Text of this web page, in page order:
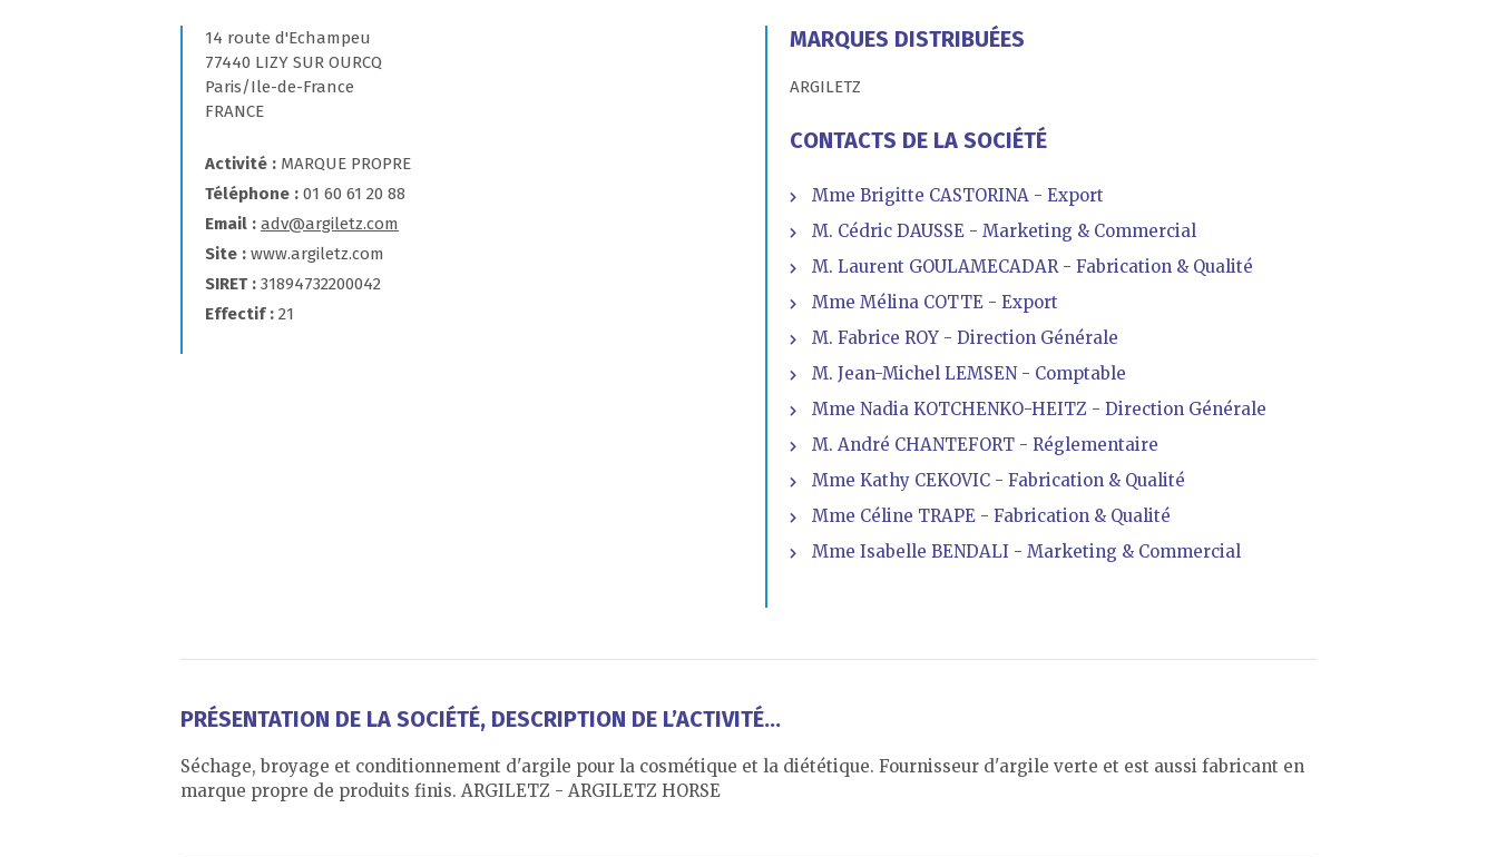
14 route d'Echampeu
77440 LIZY SUR OURCQ
Paris/Ile-de-France
FRANCE
Activité
MARQUE PROPRE
Téléphone
01 60 61 20 88
Email
adv@argiletz.com
Site
www.argiletz.com
SIRET
31894732200042
Effectif
21
MARQUES DISTRIBUÉES
ARGILETZ
CONTACTS DE LA SOCIÉTÉ
Mme Brigitte CASTORINA - Export
M. Cédric DAUSSE - Marketing & Commercial
M. Laurent GOULAMECADAR - Fabrication & Qualité
Mme Mélina COTTE - Export
M. Fabrice ROY - Direction Générale
M. Jean-Michel LEMSEN - Comptable
Mme Nadia KOTCHENKO-HEITZ - Direction Générale
M. André CHANTEFORT - Réglementaire
Mme Kathy CEKOVIC - Fabrication & Qualité
Mme Céline TRAPE - Fabrication & Qualité
Mme Isabelle BENDALI - Marketing & Commercial
PRÉSENTATION DE LA SOCIÉTÉ, DESCRIPTION DE L’ACTIVITÉ...
Séchage, broyage et conditionnement d'argile pour la cosmétique et la diététique. Fournisseur d'argile verte et est aussi fabricant en
marque propre de produits finis. ARGILETZ - ARGILETZ HORSE